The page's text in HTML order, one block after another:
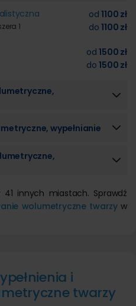
1
od1100 zł
do1100 zł
od1500 zł
do1500 zł
wypełnianie
innych miastach. Sprawdź
wolumetryczne twarzyw
i
twarzy